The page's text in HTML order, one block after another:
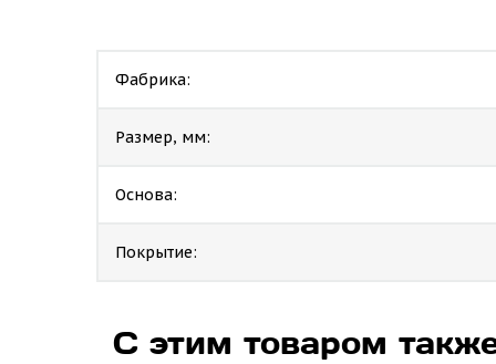
Фабрика:
Размер, мм:
Основа:
Покрытие:
С этим товаром